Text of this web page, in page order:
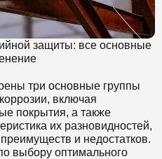
защиты: все основные
три основные группы
включая
покрытия, а также
их разновидностей,
и недостатков.
выбору оптимального